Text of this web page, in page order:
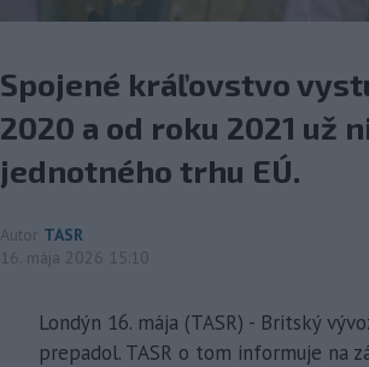
Spojené kráľovstvo
2020 a od roku 2021 už
jednotného trhu EÚ.
Autor TASR
16. mája 2026 15:10
Londýn 16. mája (TASR) - Britský
prepadol. TASR o tom informuje na